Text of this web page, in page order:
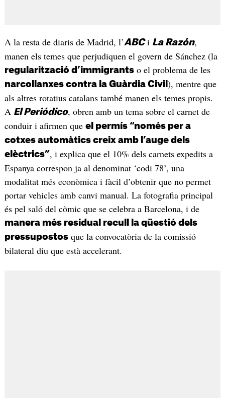
A la resta de diaris de Madrid, l’ABCi La Razón,
manen els temes que perjudiquen el govern de Sánchez (la
regularització d’immigrantso el problema de les
narcollanxes contra la Guàrdia Civil ), mentre que
als altres rotatius catalans també manen els temes propis.
A El Periódico, obren amb un tema sobre el carnet de
conduir i afirmen que el permís “només per a
cotxes automàtics creix amb l’auge dels
elèctrics”, i explica que el 10% dels carnets expedits a
Espanya correspon ja al denominat ‘codi 78’, una
modalitat més econòmica i fàcil d’obtenir que no permet
portar vehicles amb canvi manual. La fotografia principal
és pel saló del còmic que se celebra a Barcelona, i de
manera més residual recull la qüestió dels
pressupostosque la convocatòria de la comissió
bilateral diu que està accelerant.